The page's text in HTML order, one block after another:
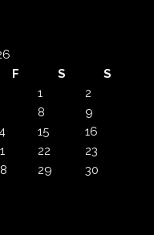
F S
S
1
2
8
9
15
16
22
23
29
30